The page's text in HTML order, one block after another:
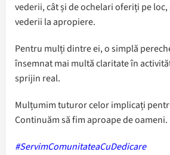
vederii, cât și de ochelari oferiți pe
vederii la apropiere.
Pentru mulți dintre ei, o simplă
însemnat mai multă claritate în
sprijin real.
Mulțumim tuturor celor implicați
Continuăm să fim aproape de oameni.
#ServimComunitateaCuDedicare